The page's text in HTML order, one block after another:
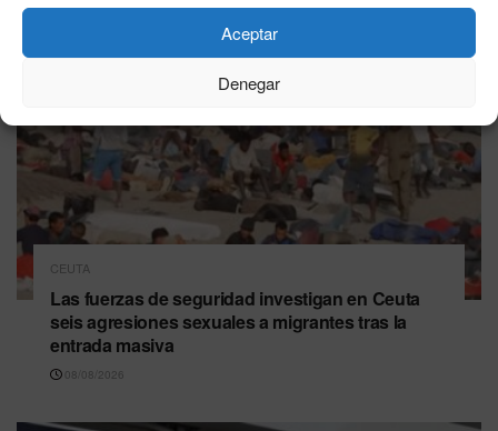
Aceptar
Denegar
CEUTA
Las fuerzas de seguridad investigan en Ceuta
seis agresiones sexuales a migrantes tras la
entrada masiva
08/08/2026